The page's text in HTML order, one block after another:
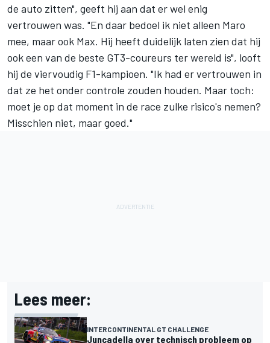
de auto zitten", geeft hij aan dat er wel enig
vertrouwen was. "En daar bedoel ik niet alleen Maro
mee, maar ook Max. Hij heeft duidelijk laten zien dat hij
ook een van de beste GT3-coureurs ter wereld is", looft
hij de viervoudig F1-kampioen. "Ik had er vertrouwen in
dat ze het onder controle zouden houden. Maar toch:
moet je op dat moment in de race zulke risico's nemen?
Misschien niet, maar goed."
Lees meer:
INTERCONTINENTAL GT CHALLENGE
Juncadella over technisch probleem op